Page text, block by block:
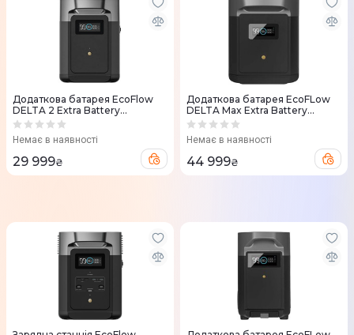
Додаткова батарея EcoFlow
DELTA 2 Extra Battery
(ZMR330EB)
Немає в наявності
29 999₴
Додаткова батарея EcoFLow
DELTA Max Extra Battery
DELTA2000EB-US
Немає в наявності
44 999₴